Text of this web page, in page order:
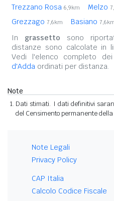
Trezzano Rosa 6,9km Melzo
Grezzago 7,6km Basiano
In grassetto sono
distanze sono calcolate in
Vedi l'elenco completo dei
d'Adda ordinati per distanza.
Note
Dati stimati. I dati definitivi
del Censimento permanente della
Note Legali
Privacy Policy
CAP Italia
Calcolo Codice Fiscale